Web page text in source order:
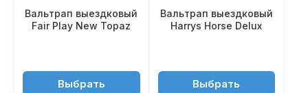
Вальтрап выездковый
Fair Play New Topaz
4'510 ₽Выбрать
Вальтрап выездковый
Harrys Horse Delux
3'350 ₽Выбрать